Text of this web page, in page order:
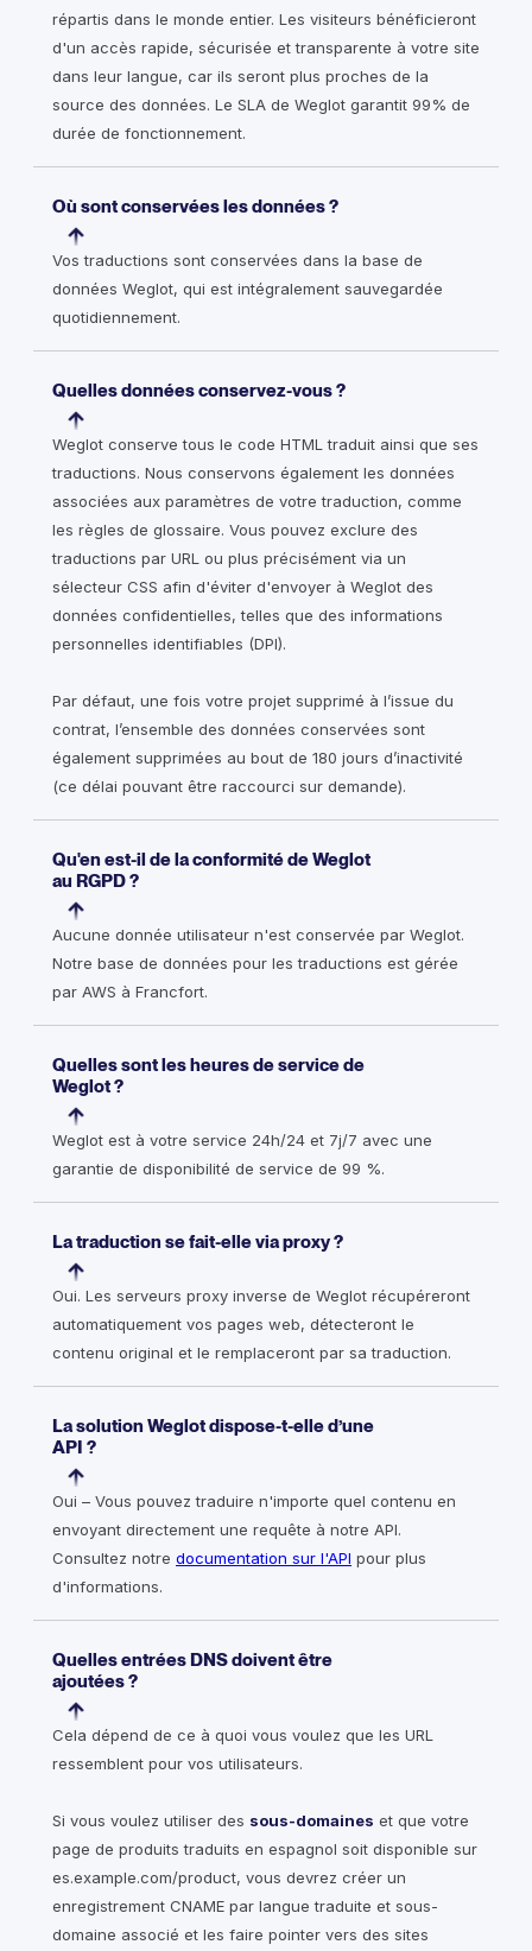
répartis dans le monde entier. Les visiteurs bénéficieront
d'un accès rapide, sécurisée et transparente à votre site
dans leur langue, car ils seront plus proches de la
source des données. Le SLA de Weglot garantit 99% de
durée de fonctionnement.
Où sont conservées les données ?
Vos traductions sont conservées dans la base de
données Weglot, qui est intégralement sauvegardée
quotidiennement.
Quelles données conservez-vous ?
Weglot conserve tous le code HTML traduit ainsi que ses
traductions. Nous conservons également les données
associées aux paramètres de votre traduction, comme
les règles de glossaire. Vous pouvez exclure des
traductions par URL ou plus précisément via un
sélecteur CSS afin d'éviter d'envoyer à Weglot des
données confidentielles, telles que des informations
personnelles identifiables (DPI).
Par défaut, une fois votre projet supprimé à l’issue du
contrat, l’ensemble des données conservées sont
également supprimées au bout de 180 jours d’inactivité
(ce délai pouvant être raccourci sur demande).
Qu'en est-il de la conformité de Weglot
au RGPD ?
Aucune donnée utilisateur n'est conservée par Weglot.
Notre base de données pour les traductions est gérée
par AWS à Francfort.
Quelles sont les heures de service de
Weglot ?
Weglot est à votre service 24h/24 et 7j/7 avec une
garantie de disponibilité de service de 99 %.
La traduction se fait-elle via proxy ?
Oui. Les serveurs proxy inverse de Weglot récupéreront
automatiquement vos pages web, détecteront le
contenu original et le remplaceront par sa traduction.
La solution Weglot dispose-t-elle d’une
API ?
Oui – Vous pouvez traduire n'importe quel contenu en
envoyant directement une requête à notre API.
Consultez notre documentation sur l'API pour plus
d'informations.
​​Quelles entrées DNS doivent être
ajoutées ?
Cela dépend de ce à quoi vous voulez que les URL
ressemblent pour vos utilisateurs.
Si vous voulez utiliser des sous-domaines et que votre
page de produits traduits en espagnol soit disponible sur
es.example.com/product, vous devrez créer un
enregistrement CNAME par langue traduite et sous-
domaine associé et les faire pointer vers des sites